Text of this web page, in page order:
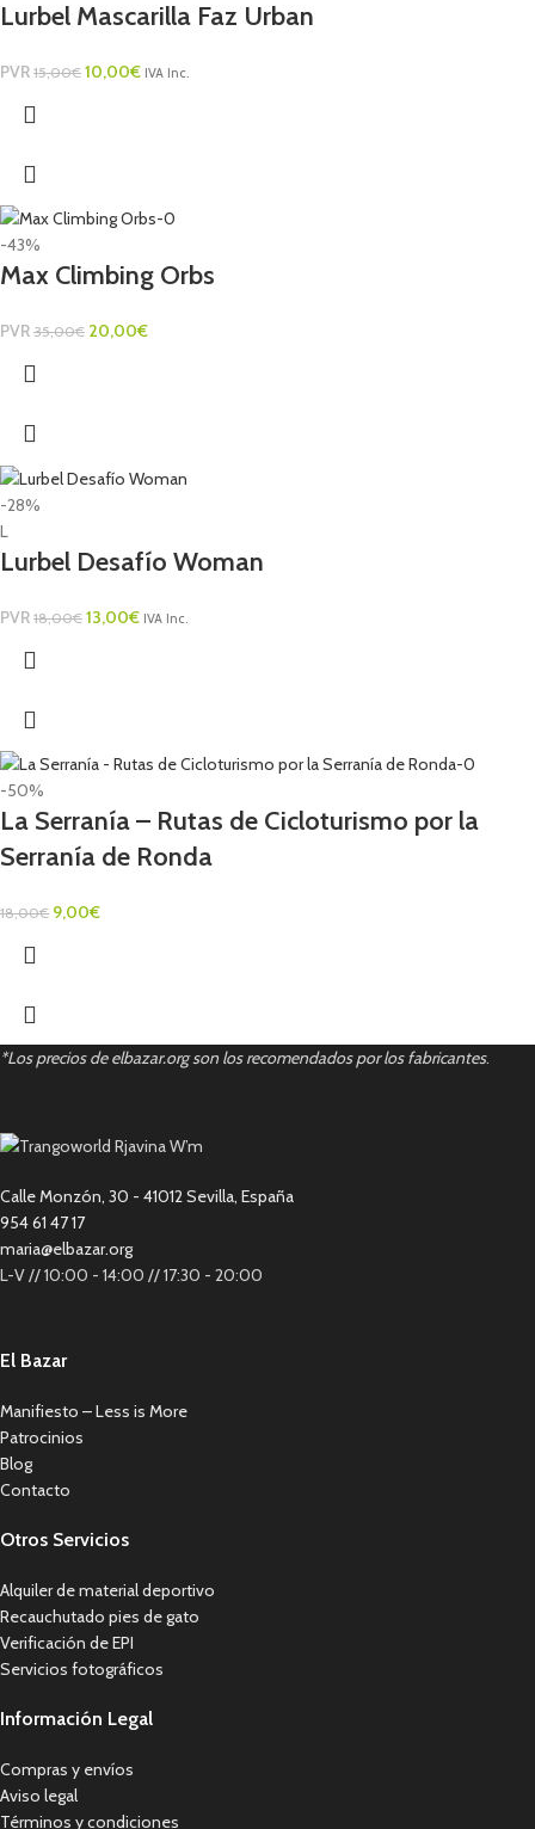
Lurbel Mascarilla Faz Urban
PVR 15,00€ 10,00€ IVA Inc.
-43%
Max Climbing Orbs
PVR 35,00€ 20,00€
-28%
L
Lurbel Desafío Woman
PVR 18,00€ 13,00€ IVA Inc.
-50%
La Serranía – Rutas de Cicloturismo por la
Serranía de Ronda
18,00€ 9,00€
*Los precios de elbazar.org son los recomendados por los fabricantes.
Calle Monzón, 30 - 41012 Sevilla, España
954 61 47 17
maria@elbazar.org
L-V // 10:00 - 14:00 // 17:30 - 20:00
El Bazar
Manifiesto – Less is More
Patrocinios
Blog
Contacto
Otros Servicios
Alquiler de material deportivo
Recauchutado pies de gato
Verificación de EPI
Servicios fotográficos
Información Legal
Compras y envíos
Aviso legal
Términos y condiciones